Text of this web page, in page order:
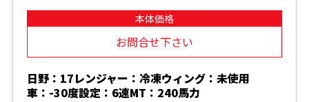
本体価格
お問合せ下さい
日野：17レンジャー：冷凍ウィング：未使用
車：-30度設定：6速MT：240馬力